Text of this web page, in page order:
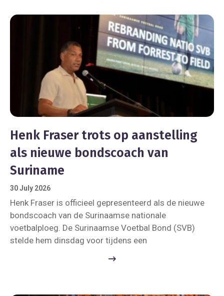
Henk Fraser trots op aanstelling
als nieuwe bondscoach van
Suriname
30 July 2026
Henk Fraser is officieel gepresenteerd als de nieuwe
bondscoach van de Surinaamse nationale
voetbalploeg. De Surinaamse Voetbal Bond (SVB)
stelde hem dinsdag voor tijdens een